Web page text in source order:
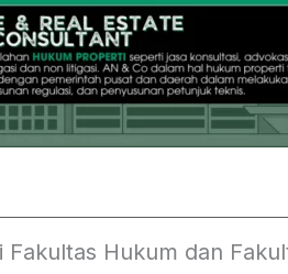
Hukum dan